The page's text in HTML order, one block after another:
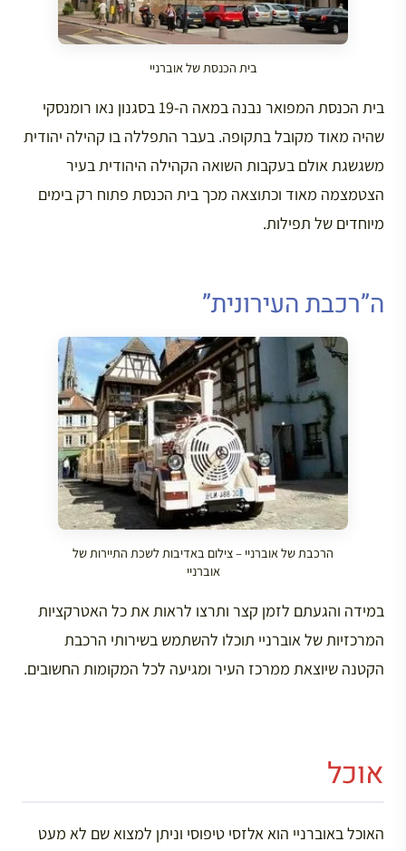
בית הכנסת של אוברניי
בית הכנסת המפואר נבנה במאה ה-19 בסגנון נאו רומנסקי
שהיה מאוד מקובל בתקופה. בעבר התפללה בו קהילה יהודית
משגשגת אולם בעקבות השואה הקהילה היהודית בעיר
הצטמצמה מאוד וכתוצאה מכך בית הכנסת פתוח רק בימים
מיוחדים של תפילות.
ה”רכבת העירונית”
הרכבת של אוברניי – צילום באדיבות לשכת התיירות של
אוברניי
במידה והגעתם לזמן קצר ותרצו לראות את כל האטרקציות
המרכזיות של אוברניי תוכלו להשתמש בשירותי הרכבת
הקטנה שיוצאת ממרכז העיר ומגיעה לכל המקומות החשובים.
אוכל
האוכל באוברניי הוא אלזסי טיפוסי וניתן למצוא שם לא מעט